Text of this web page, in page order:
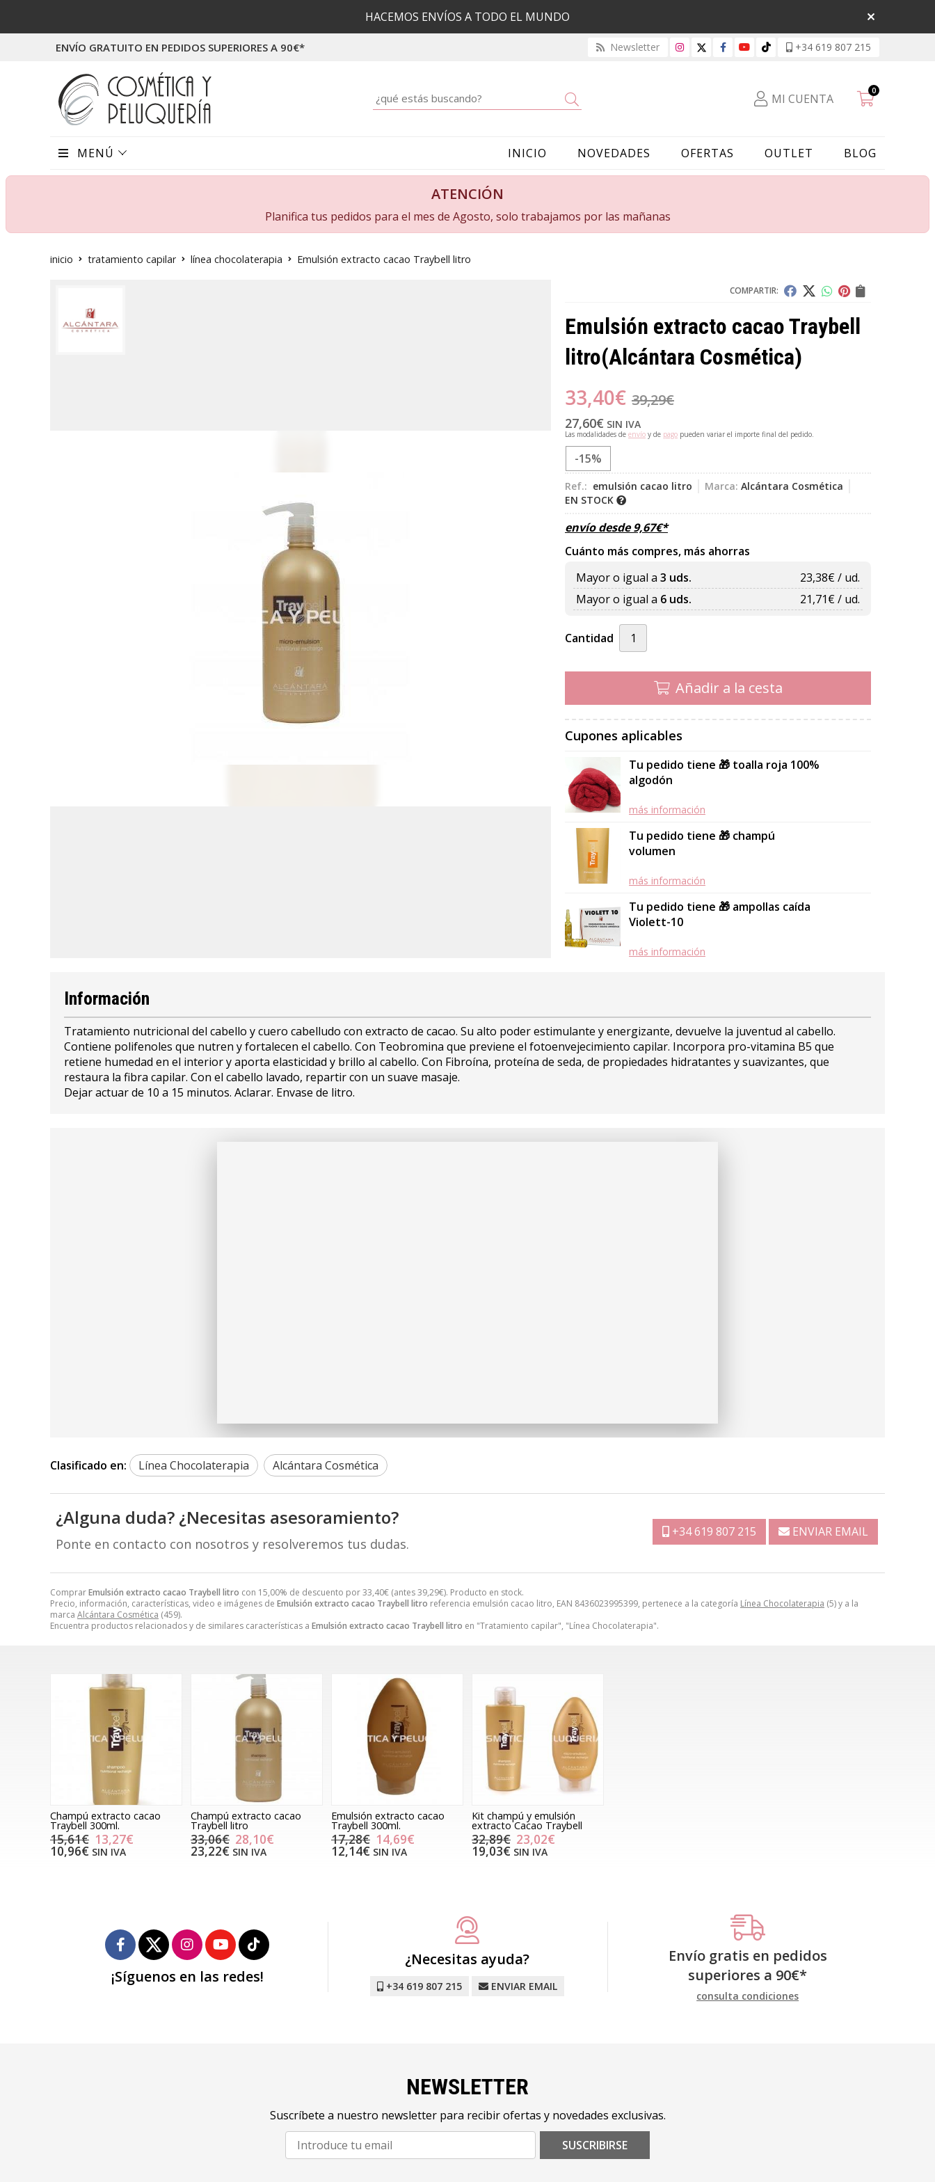
HACEMOS ENVÍOS A TODO EL MUNDO
ENVÍO GRATUITO EN PEDIDOS SUPERIORES A 90€* Newsletter +34 619 807 215
MI CUENTA
0
MENÚ INICIO NOVEDADES OFERTAS OUTLET BLOG
ATENCIÓN
Planifica tus pedidos para el mes de Agosto, solo trabajamos por las mañanas
inicio tratamiento capilar línea chocolaterapia Emulsión extracto cacao Traybell litro
COMPARTIR:
Emulsión extracto cacao Traybell
litro(Alcántara Cosmética)
33,40€ 39,29€
27,60€ SIN IVA
Las modalidades de envío y de pago pueden variar el importe final del pedido.
-15%
Ref.: emulsión cacao litro Marca: Alcántara Cosmética
EN STOCK
envío desde9,67€*
Cuánto más compres, más ahorras
Mayor o igual a 3 uds. 23,38€ / ud.
Mayor o igual a 6 uds. 21,71€ / ud.
Cantidad
Añadir a la cesta
Cupones aplicables
Tu pedido tiene 🎁 toalla roja 100%
algodón
más información
Tu pedido tiene 🎁 champú
volumen
más información
Tu pedido tiene 🎁 ampollas caída
Violett-10
más información
ComprarEmulsión extracto cacao Traybell litro con 15,00% de descuento por33,40€ (antes39,29€). Producto en stock.
Precio, información, características, video e imágenes de Emulsión extracto cacao Traybell litro referencia emulsión cacao litro, EAN 8436023995399, pertenece a la categoría Línea Chocolaterapia (5) y a la
marca Alcántara Cosmética (459).
Encuentra productos relacionados y de similares características a Emulsión extracto cacao Traybell litro en "Tratamiento capilar", "Línea Chocolaterapia".
Información
Tratamiento nutricional del cabello y cuero cabelludo con extracto de cacao. Su alto poder estimulante y energizante, devuelve la juventud al cabello.
Contiene polifenoles que nutren y fortalecen el cabello. Con Teobromina que previene el fotoenvejecimiento capilar. Incorpora pro-vitamina B5 que
retiene humedad en el interior y aporta elasticidad y brillo al cabello. Con Fibroína, proteína de seda, de propiedades hidratantes y suavizantes, que
restaura la fibra capilar. Con el cabello lavado, repartir con un suave masaje.
Dejar actuar de 10 a 15 minutos. Aclarar. Envase de litro.
Clasificado en: Línea Chocolaterapia Alcántara Cosmética
¿Alguna duda? ¿Necesitas asesoramiento?
Ponte en contacto con nosotros y resolveremos tus dudas.
+34 619 807 215 ENVIAR EMAIL
Champú extracto cacao
Traybell 300ml.
15,61€ 13,27€
10,96€ SIN IVA
Champú extracto cacao
Traybell litro
33,06€ 28,10€
23,22€ SIN IVA
Emulsión extracto cacao
Traybell 300ml.
17,28€ 14,69€
12,14€ SIN IVA
Kit champú y emulsión
extracto Cacao Traybell
32,89€ 23,02€
19,03€ SIN IVA
¡Síguenos en las redes!
¿Necesitas ayuda?
+34 619 807 215 ENVIAR EMAIL
Envío gratis en pedidos
superiores a 90€*
consulta condiciones
NEWSLETTER
Suscríbete a nuestro newsletter para recibir ofertas y novedades exclusivas.
SUSCRIBIRSE